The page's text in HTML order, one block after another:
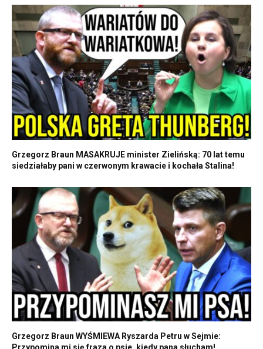
Grzegorz Braun MASAKRUJE minister Zielińską: 70 lat temu
siedziałaby pani w czerwonym krawacie i kochała Stalina!
Grzegorz Braun WYŚMIEWA Ryszarda Petru w Sejmie: